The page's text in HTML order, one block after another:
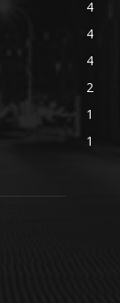
4
4
4
2
1
1